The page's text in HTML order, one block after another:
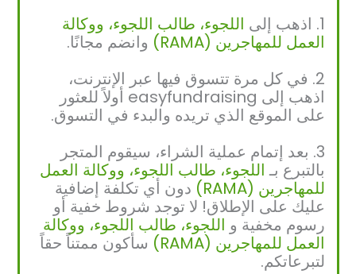
1. اذهب إلى
اللجوء، طالب اللجوء، ووكالة
العمل للمهاجرين (RAMA)
وانضم مجانًا.
2. في كل مرة تتسوق فيها عبر الإنترنت،
اذهب إلى easyfundraising أولاً للعثور
على الموقع الذي تريده والبدء في التسوق.
3. بعد إتمام عملية الشراء، سيقوم المتجر
بالتبرع بـ اللجوء، طالب اللجوء، ووكالة العمل
للمهاجرين (RAMA)
دون أي تكلفة إضافية
عليك على الإطلاق! لا توجد شروط خفية أو
رسوم مخفية و اللجوء، طالب اللجوء، ووكالة
العمل للمهاجرين (RAMA)
سأكون ممتناً حقاً
لتبرعاتكم.